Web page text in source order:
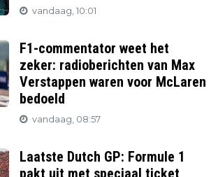
vandaag, 10:01
F1-commentator weet het
zeker: radioberichten van Max
Verstappen waren voor McLaren
bedoeld
vandaag, 08:57
Laatste Dutch GP: Formule 1